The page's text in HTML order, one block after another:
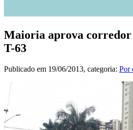
Maioria aprova
T-63
Publicado em 19/06/2013, categoria: Por